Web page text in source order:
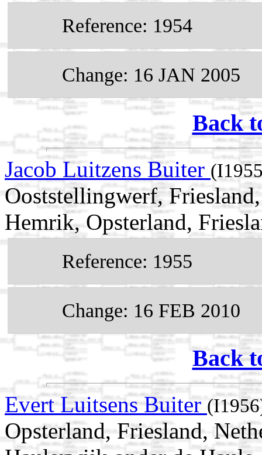
Reference: 1954
Change: 16 JAN 2005
Back
Jacob Luitzens Buiter
Ooststellingwerf,
Hemrik, Opsterland,
Reference: 1955
Change: 16 FEB 2010
Back
Evert Luitsens Buiter
Opsterland, Friesland,